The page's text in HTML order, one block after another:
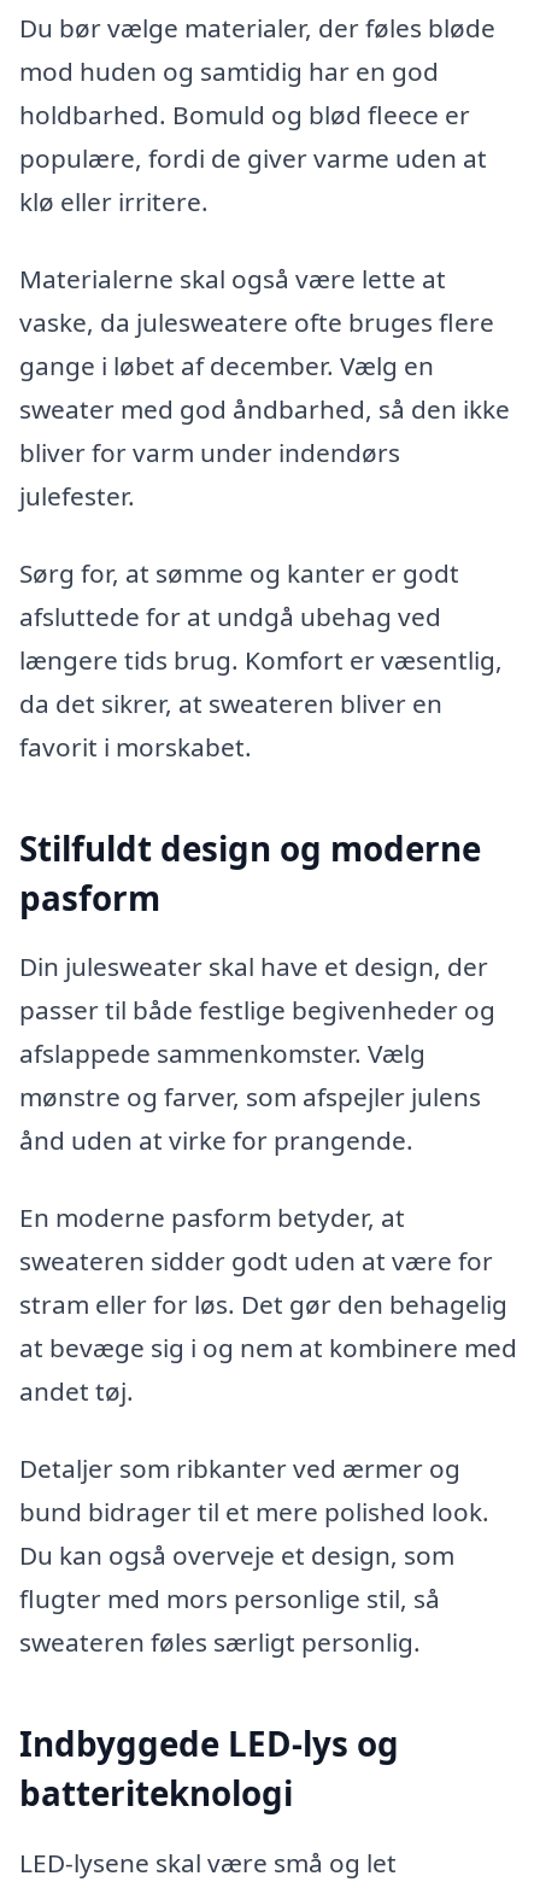
Du bør vælge materialer, der føles bløde
mod huden og samtidig har en god
holdbarhed. Bomuld og blød fleece er
populære, fordi de giver varme uden at
klø eller irritere.
Materialerne skal også være lette at
vaske, da julesweatere ofte bruges flere
gange i løbet af december. Vælg en
sweater med god åndbarhed, så den ikke
bliver for varm under indendørs
julefester.
Sørg for, at sømme og kanter er godt
afsluttede for at undgå ubehag ved
længere tids brug. Komfort er væsentlig,
da det sikrer, at sweateren bliver en
favorit i morskabet.
Stilfuldt design og moderne
pasform
Din julesweater skal have et design, der
passer til både festlige begivenheder og
afslappede sammenkomster. Vælg
mønstre og farver, som afspejler julens
ånd uden at virke for prangende.
En moderne pasform betyder, at
sweateren sidder godt uden at være for
stram eller for løs. Det gør den behagelig
at bevæge sig i og nem at kombinere med
andet tøj.
Detaljer som ribkanter ved ærmer og
bund bidrager til et mere polished look.
Du kan også overveje et design, som
flugter med mors personlige stil, så
sweateren føles særligt personlig.
Indbyggede LED-lys og
batteriteknologi
LED-lysene skal være små og let